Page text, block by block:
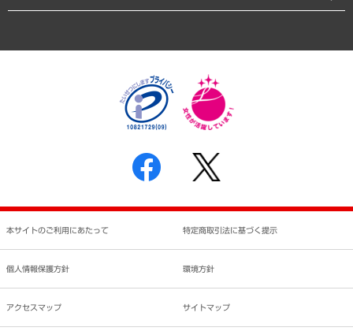
個人情報保護方針
反社会的勢力に対する基本方針
書面による個人情報の開示等の請求の手続きについて
本サイトのご利用にあたって 特定商取引法に基づく提示
個人情報保護方針 環境方針
アクセスマップ サイトマップ